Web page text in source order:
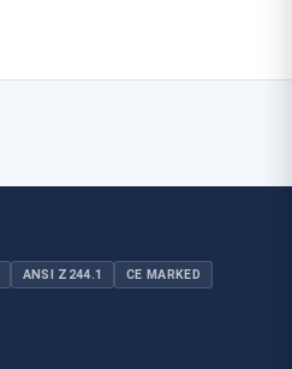
ANSI Z244.1 CE MARKED